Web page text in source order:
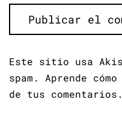
Este sitio usa
spam. Aprende
de tus comentarios.